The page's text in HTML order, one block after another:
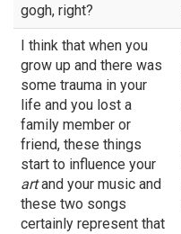
gogh, right?
I think that when you
grow up and there was
some trauma in your
life and you lost a
family member or
friend, these things
start to influence your
artand your music and
these two songs
certainly represent that